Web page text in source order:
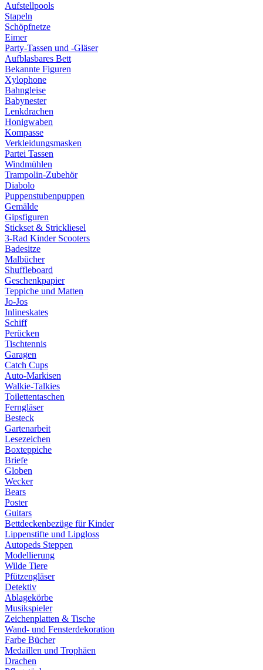
Aufstellpools
Stapeln
Schöpfnetze
Eimer
Party-Tassen und -Gläser
Aufblasbares Bett
Bekannte Figuren
Xylophone
Bahngleise
Babynester
Lenkdrachen
Honigwaben
Kompasse
Verkleidungsmasken
Partei Tassen
Windmühlen
Trampolin-Zubehör
Diabolo
Puppenstubenpuppen
Gemälde
Gipsfiguren
Stickset & Strickliesel
3-Rad Kinder Scooters
Badesitze
Malbücher
Shuffleboard
Geschenkpapier
Teppiche und Matten
Jo-Jos
Inlineskates
Schiff
Perücken
Tischtennis
Garagen
Catch Cups
Auto-Markisen
Walkie-Talkies
Toilettentaschen
Ferngläser
Besteck
Gartenarbeit
Lesezeichen
Boxteppiche
Briefe
Globen
Wecker
Bears
Poster
Guitars
Bettdeckenbezüge für Kinder
Lippenstifte und Lipgloss
Autopeds Steppen
Modellierung
Wilde Tiere
Pfützengläser
Detektiv
Ablagekörbe
Musikspieler
Zeichenplatten & Tische
Wand- und Fensterdekoration
Farbe Bücher
Medaillen und Trophäen
Drachen